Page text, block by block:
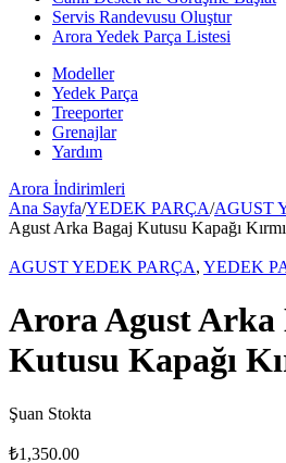
Servis Randevusu Oluştur
Arora Yedek Parça Listesi
Modeller
Yedek Parça
Treeporter
Grenajlar
Yardım
Arora İndirimleri
Ana Sayfa/YEDEK PARÇA/AGUST
Agust Arka Bagaj Kutusu Kapağı
AGUST YEDEK PARÇA, YEDEK
Arora Agust Arka
Kutusu Kapağı
Şuan Stokta
₺1,350.00